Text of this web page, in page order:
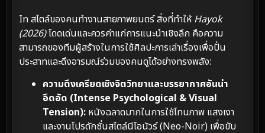
In สไตล์ของคนทำงานสายภาพยนตร์ สิ่งที่ทำให้Hayok
(2026)โดดเด่นและควรค่าแก่การแนะนำเชิงลึก คือความ
สามารถของทีมผู้สร้างในการใช้ศิลปะการเล่าเรื่องเพื่อปั่น
ประสาทและดึงอารมณ์ร่วมของคนดูได้อย่างทรงพลัง:
ความตึงเครียดเชิงจิตวิทยาและบรรยากาศอันน่า
อึดอัด (Intense Psychological & Visual
Tension): หนังฉลาดมากในการใช้โทนภาพ แสงเงา
และงานโปรดักชั่นสไตล์นีโอนัวร์ (Neo-Noir) เพื่อขับ